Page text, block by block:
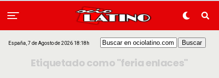
España, 7 de Agosto de 2026 18:18h
Etiquetado como "feria enlaces"